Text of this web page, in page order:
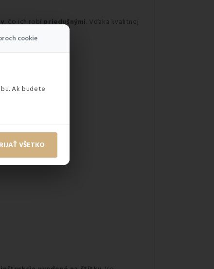
cookie
Ak budete
VŠETKO
, čo ich robípriedušnými. Vďaka kvalitnej